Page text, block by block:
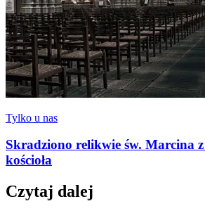
Tylko u nas
Skradziono relikwie św. Marcina
kościoła
Czytaj dalej